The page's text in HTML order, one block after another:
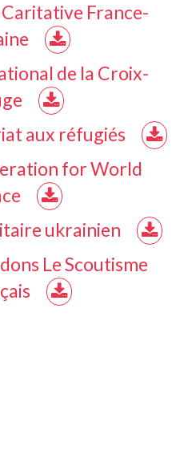
France-
de la Croix-
aux réfugiés
for World
ukrainien
Le Scoutisme